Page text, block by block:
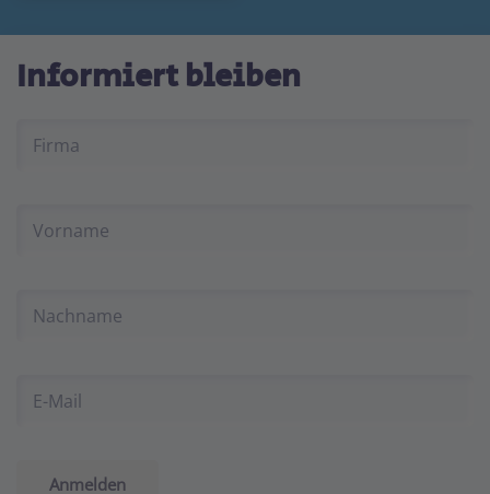
Informiert bleiben